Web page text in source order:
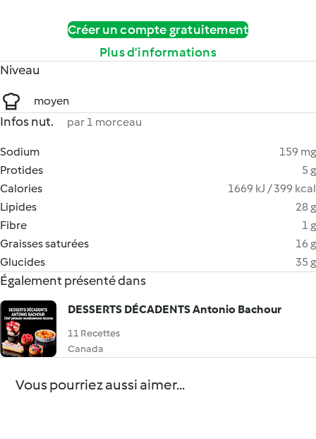
Créer un compte gratuitement
Plus d’informations
Niveau
moyen
Infos nut. par 1 morceau
Sodium
159 mg
Protides
5 g
Calories
1669 kJ / 399 kcal
Lipides
28 g
Fibre
1 g
Graisses saturées
16 g
Glucides
35 g
Également présenté dans
DESSERTS DÉCADENTS Antonio Bachour
11 Recettes
Canada
Vous pourriez aussi aimer...